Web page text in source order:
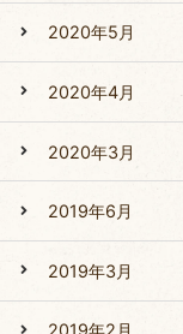
2020年5月
2020年4月
2020年3月
2019年6月
2019年3月